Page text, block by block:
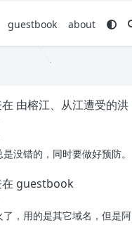
guestbook about
由榕江、从江遭受的洪
没错的，同时要做好预防。
guestbook
了，用的是其它域名，但是阿